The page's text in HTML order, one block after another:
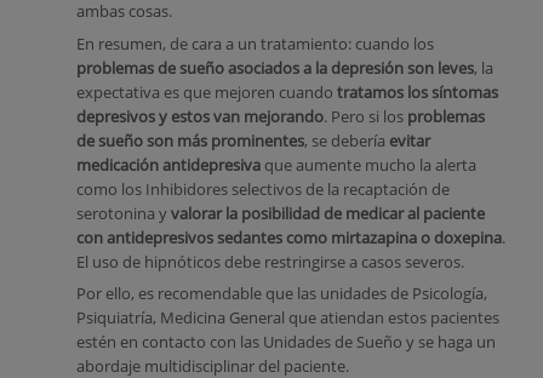
ambas cosas.
En resumen, de cara a un tratamiento: cuando los
problemas de sueño asociados a la depresión son leves, la
expectativa es que mejoren cuando tratamos los síntomas
depresivos y estos van mejorando. Pero si los problemas
de sueño son más prominentes, se debería evitar
medicación antidepresiva que aumente mucho la alerta
como los Inhibidores selectivos de la recaptación de
serotonina yvalorar la posibilidad de medicar al paciente
con antidepresivos sedantes como mirtazapina o doxepina.
El uso de hipnóticos debe restringirse a casos severos.
Por ello, es recomendable que las unidades de Psicología,
Psiquiatría, Medicina General que atiendan estos pacientes
estén en contacto con las Unidades de Sueño y se haga un
abordaje multidisciplinar del paciente.